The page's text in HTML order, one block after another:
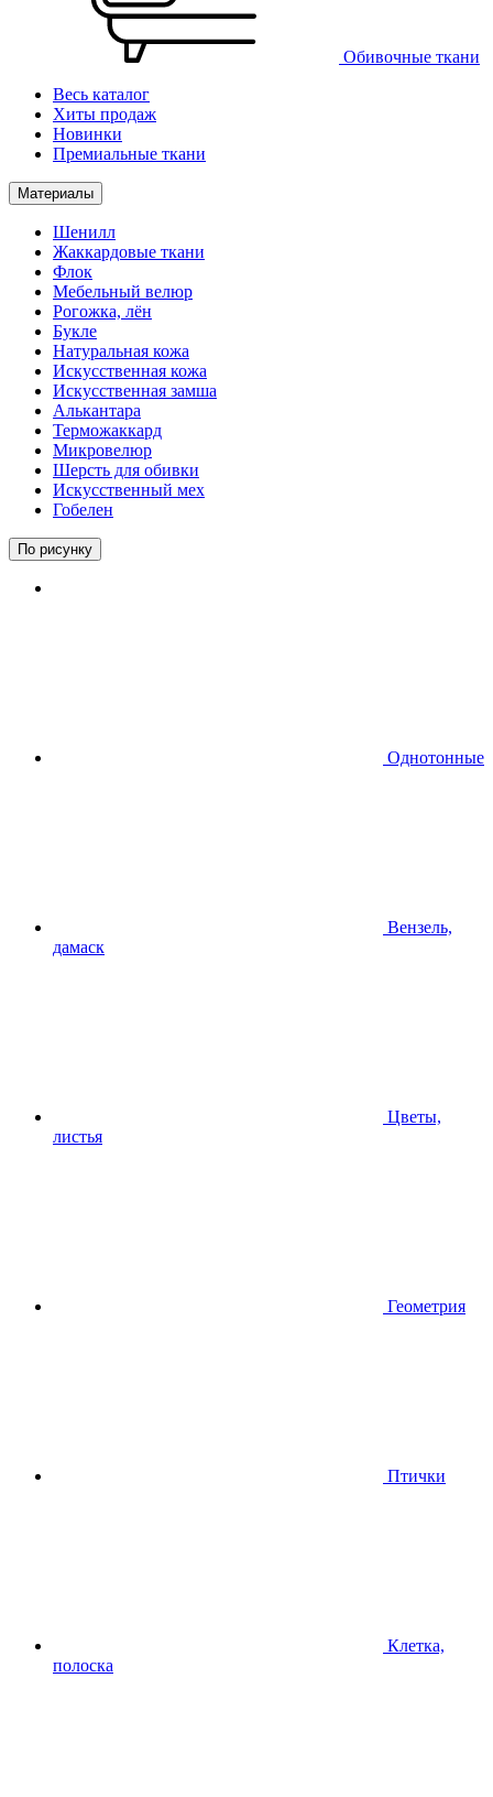
Обивочные ткани
Весь каталог
Хиты продаж
Новинки
Премиальные ткани
Материалы
Шенилл
Жаккардовые ткани
Флок
Мебельный велюр
Рогожка, лён
Букле
Натуральная кожа
Искусственная кожа
Искусственная замша
Алькантара
Терможаккард
Микровелюр
Шерсть для обивки
Искусственный мех
Гобелен
По рисунку
Однотонные
Вензель,
дамаск
Цветы,
листья
Геометрия
Птички
Клетка,
полоска